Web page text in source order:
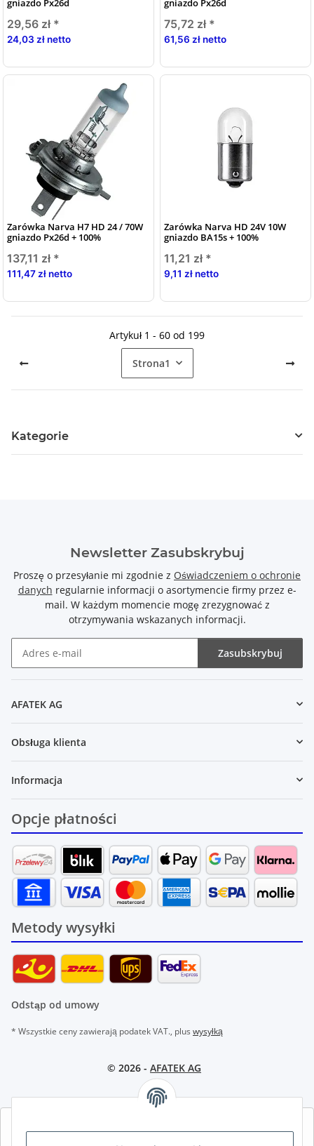
gniazdo Px26d
29,56 zł *
24,03 zł netto
gniazdo Px26d
75,72 zł *
61,56 zł netto
Zarówka Narva H7 HD 24 / 70W
gniazdo Px26d + 100%
137,11 zł *
111,47 zł netto
Zarówka Narva HD 24V 10W
gniazdo BA15s + 100%
11,21 zł *
9,11 zł netto
Artykuł 1 - 60 od 199
Strona1
Kategorie
Newsletter Zasubskrybuj
Proszę o przesyłanie mi zgodnie z Oświadczeniem o ochronie
danych regularnie informacji o asortymencie firmy przez e-
mail. W każdym momencie mogę zrezygnować z
otrzymywania wskazanych informacji.
Zasubskrybuj
AFATEK AG
Obsługa klienta
Informacja
Opcje płatności
Metody wysyłki
Odstąp od umowy
* Wszystkie ceny zawierają podatek VAT., plus wysyłką
© 2026 - AFATEK AG
AFATEK INTERNATIONAL – WYBIERZ REGION I JĘZYK | SELECT